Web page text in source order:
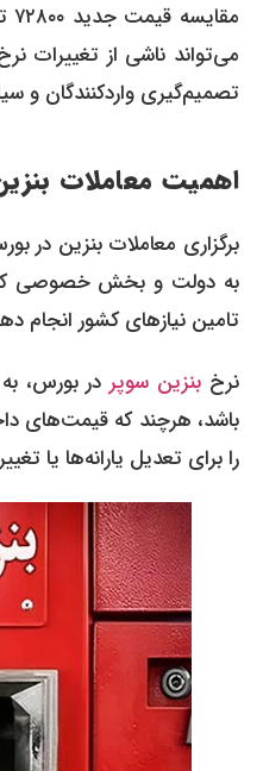
می‌تواند ناشی از تغییرات
تصمیم‌گیری واردکنندگان
اهمیت معاملات
برگزاری معاملات بنزین
به دولت و بخش خصوصی کمک
تامین نیازهای کشور انجام
نرخ بنزین سوپردر بورس، به
باشد، هرچند که قیمت‌های
را برای تعدیل یارانه‌ها یا